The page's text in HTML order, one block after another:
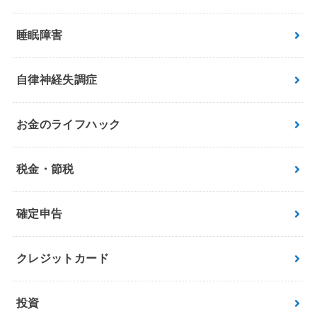
睡眠障害
自律神経失調症
お金のライフハック
税金・節税
確定申告
クレジットカード
投資